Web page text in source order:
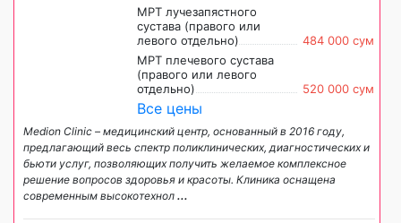
МРТ лучезапястного
сустава (правого или
левого отдельно)
484 000 сум
МРТ плечевого сустава
(правого или левого
отдельно)
520 000 сум
Все цены
Medion Сlinic – медицинский центр, основанный в 2016 году,
предлагающий весь спектр поликлинических, диагностических и
бьюти услуг, позволяющих получить желаемое комплексное
решение вопросов здоровья и красоты. Клиника оснащена
современным высокотехнол ...